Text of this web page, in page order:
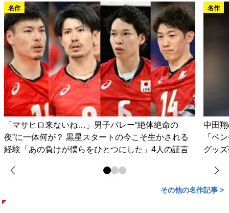
名作
「マサヒロ来ないね…」男子バレー“絶体絶命の
夜”に一体何が？ 黒星スタートの今こそ生かされる
経験「あの負けが僕らをひとつにした」4人の証言
名作
中田
「ベ
グッ
その他の名作記事 >